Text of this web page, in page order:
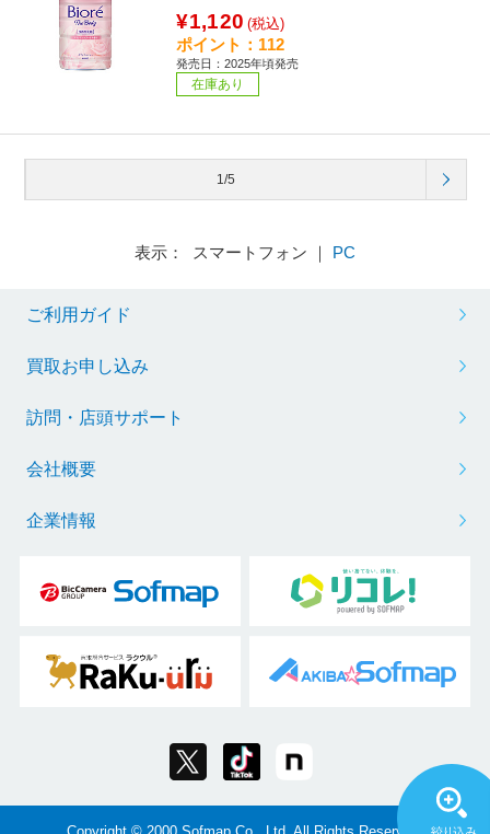
¥1,120 (税込)
ポイント：112
発売日：2025年頃発売
在庫あり
1/5
表示： スマートフォン ｜ PC
ご利用ガイド
買取お申し込み
訪問・店頭サポート
会社概要
企業情報